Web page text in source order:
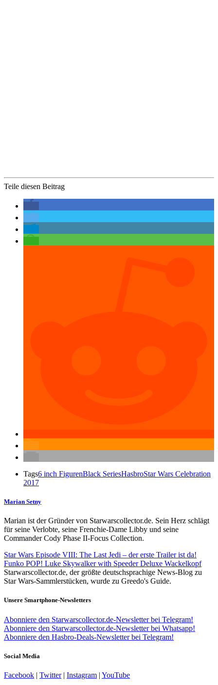
Teile diesen Beitrag
Tags6 inch FigurenBlack SeriesHasbroStar Wars Celebration
2017
Marian Setny
Marian ist der Gründer von Starwarscollector.de. Sein Herz schlägt
für seine Verlobte, seine Frenchie-Dame Libby und seine
Commander Cody Phase II-Focus Collection.
Star Wars Episode VIII: The Last Jedi – der erste Trailer ist da!
Funko POP! Luke Skywalker with Speeder Deluxe Wackelkopf
Starwarscollector.de, der größte deutschsprachige News-Blog zu
Star Wars-Sammlerstücken, wurde zu Greedo's Guide.
Unsere Smartphone-Newsletters
Abonniere den Starwarscollector.de-Newsletter bei Telegram!
Abonniere den Starwarscollector.de-Newsletter bei Whatsapp!
Abonniere den Hasbro-Deals-Newsletter bei Telegram!
Social Media
Facebook | Twitter| Instagram | YouTube